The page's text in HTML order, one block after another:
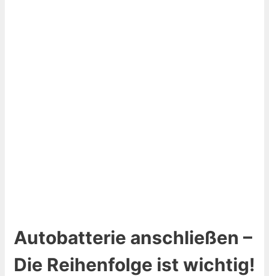
Autobatterie anschließen –
Die Reihenfolge ist wichtig!